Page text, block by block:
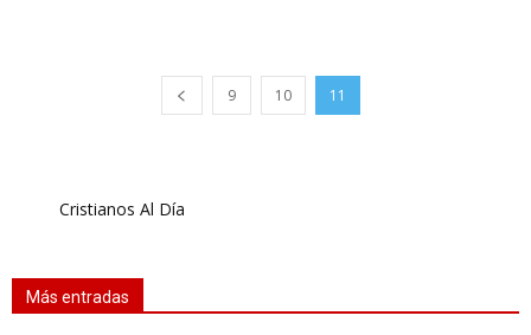
9 10 11
Cristianos Al Día
Más entradas